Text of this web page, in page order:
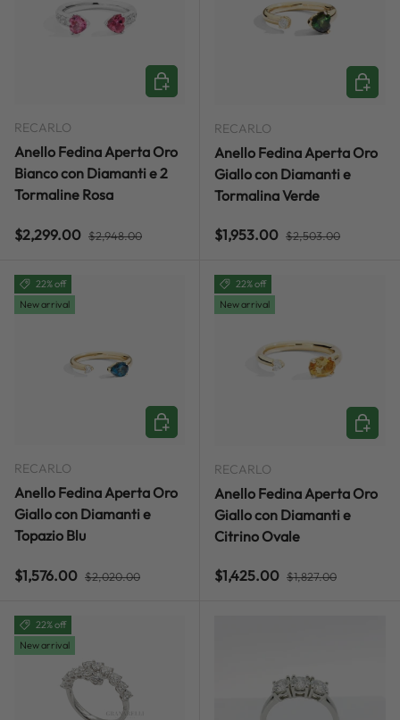
RECARLO
Anello Fedina Aperta Oro
Bianco con Diamanti e 2
Tormaline Rosa
Sale price
$2,299.00 Regular price
$2,948.00
ADD TO CART
RECARLO
Anello Fedina Aperta Oro
Giallo con Diamanti e
Tormalina Verde
Sale price
$1,953.00 Regular price
$2,503.00
ADD
22% off
New arrival
RECARLO
Anello Fedina Aperta Oro
Giallo con Diamanti e
Topazio Blu
Sale price
$1,576.00 Regular price
$2,020.00
ADD TO CART
22% off
New arrival
RECARLO
Anello Fedina Aperta Oro
Giallo con Diamanti e
Citrino Ovale
Sale price
$1,425.00 Regular price
$1,827.00
ADD
22% off
New arrival